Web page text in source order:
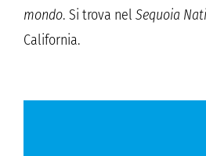
mondo. Si trova nel Sequoia
California.